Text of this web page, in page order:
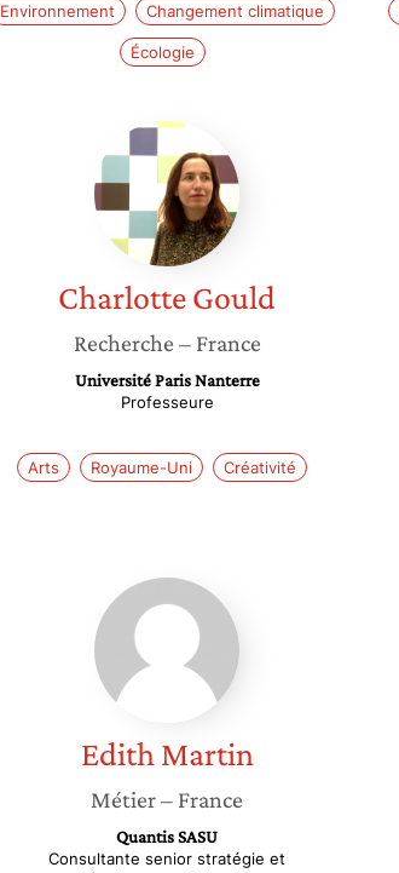
Environnement Changement climatique
Écologie
Charlotte
Gould
CharlotteGould
Recherche – France
Université Paris Nanterre
Professeure
Arts Royaume-Uni Créativité
Edith
Martin
Edith Martin
Métier– France
Quantis SASU
Consultante senior stratégie et